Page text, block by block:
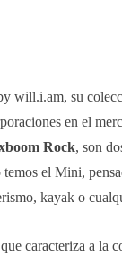
will.i.am, su
en el
Rock, son
el Mini,
kayak o
caracteriza a